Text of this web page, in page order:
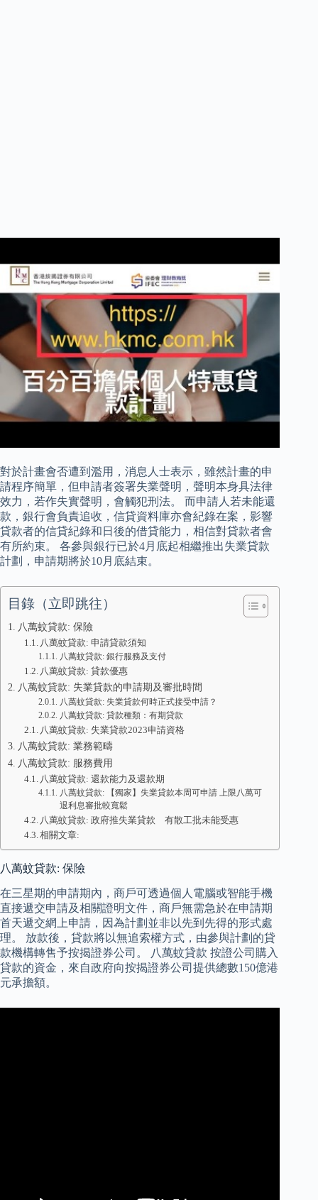
對於計畫會否遭到濫用，消息人士表示，雖然計畫的申
請程序簡單，但申請者簽署失業聲明，聲明本身具法律
效力，若作失實聲明，會觸犯刑法。 而申請人若未能還
款，銀行會負責追收，信貸資料庫亦會紀錄在案，影響
貸款者的信貸紀錄和日後的借貸能力，相信對貸款者會
有所約束。 各參與銀行已於4月底起相繼推出失業貸款
計劃，申請期將於10月底結束。
目錄（立即跳往）
八萬蚊貸款: 保險
八萬蚊貸款: 申請貸款須知
八萬蚊貸款: 銀行服務及支付
八萬蚊貸款: 貸款優惠
八萬蚊貸款: 失業貸款的申請期及審批時間
八萬蚊貸款: 失業貸款何時正式接受申請？
八萬蚊貸款: 貸款種類：有期貸款
八萬蚊貸款: 失業貸款2023申請資格
八萬蚊貸款: 業務範疇
八萬蚊貸款: 服務費用
八萬蚊貸款: 還款能力及還款期
八萬蚊貸款: 【獨家】失業貸款本周可申請 上限八萬可
退利息審批較寬鬆
八萬蚊貸款: 政府推失業貸款 有散工批未能受惠
相關文章:
八萬蚊貸款: 保險
在三星期的申請期內，商戶可透過個人電腦或智能手機
直接遞交申請及相關證明文件，商戶無需急於在申請期
首天遞交網上申請，因為計劃並非以先到先得的形式處
理。 放款後，貸款將以無追索權方式，由參與計劃的貸
款機構轉售予按揭證券公司。 八萬蚊貸款 按證公司購入
貸款的資金，來自政府向按揭證券公司提供總數150億港
元承擔額。